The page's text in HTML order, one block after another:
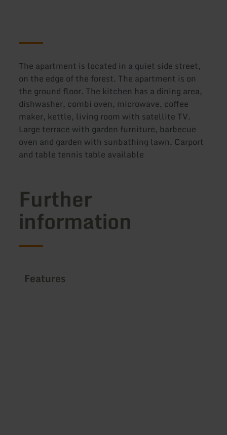
The apartment is located in a quiet side street,
on the edge of the forest. The apartment is on
the ground floor. The kitchen has a dining area,
dishwasher, combi oven, microwave, coffee
maker, kettle, living room with satellite TV.
Large terrace with garden furniture, barbecue
oven and garden with sunbathing lawn. Carport
and table tennis table available
Further
information
Features